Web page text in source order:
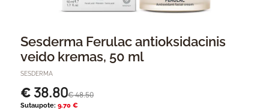
Sesderma Ferulac antioksidacinis
veido kremas, 50 ml
SESDERMA
€ 38.80€48.50
Sutaupote: 9.70 €